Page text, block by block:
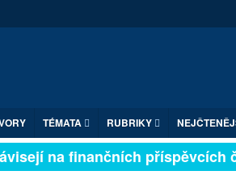
TÉMATA RUBRIKY
na finančních příspěvcích